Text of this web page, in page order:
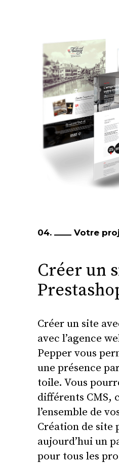
04. Votre
Créer un
Créer un site
avec l’agence
Pepper vous
une présence
toile. Vous
différents CMS,
l’ensemble de
Création de site
aujourd’hui un
pour tous les